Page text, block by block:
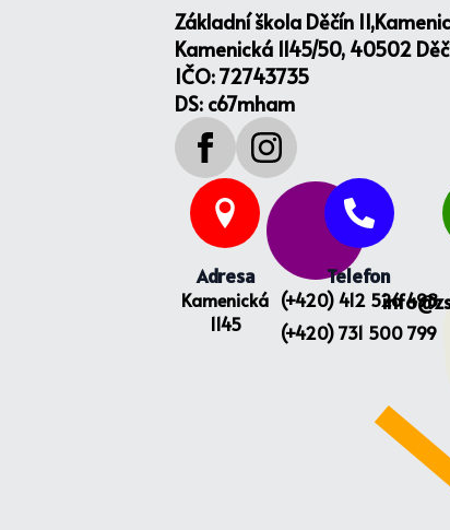
Základní škola Děčín
Kamenická 1145/50, 40502
IČO: 72743735
DS: c67mham
Adresa
Kamenická
1145
Telefon
(+420) 412 526 498
(+420) 731 500 799